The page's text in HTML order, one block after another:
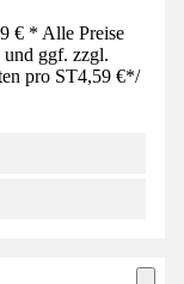
€ * Alle Preise
ggf. zzgl.
pro ST4,59 €*/